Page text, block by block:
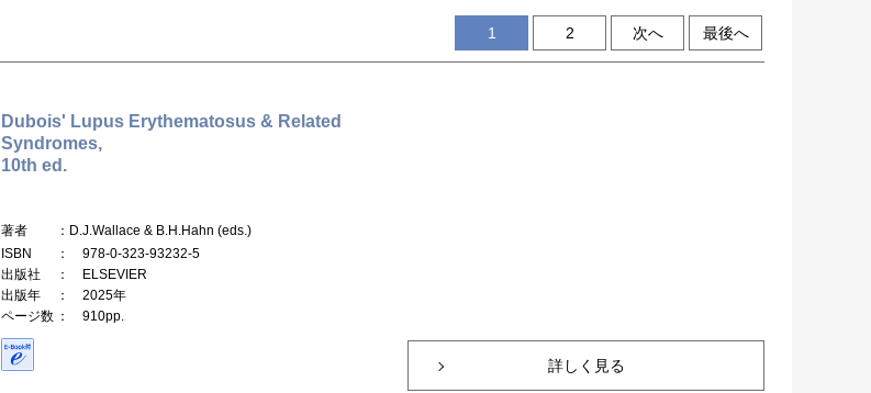
1 2 次へ 最後へ
Dubois' Lupus Erythematosus & Related
Syndromes,
10th ed.
著者
：D.J.Wallace & B.H.Hahn (eds.)
ISBN
： 978-0-323-93232-5
出版社
： ELSEVIER
出版年
： 2025年
ページ数 ： 910pp.
詳しく見る